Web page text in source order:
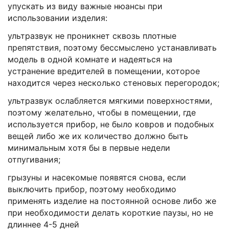
упускать из виду важные нюансы при
использовании изделия:
ультразвук не проникнет сквозь плотные
препятствия, поэтому бессмыслено устанавливать
модель в одной комнате и надеяться на
устранение вредителей в помещении, которое
находится через несколько стеновых перегородок;
ультразвук ослабляется мягкими поверхностями,
поэтому желательно, чтобы в помещении, где
используется прибор, не было ковров и подобных
вещей либо же их количество должно быть
минимальным хотя бы в первые недели
отпугивания;
грызуны и насекомые появятся снова, если
выключить прибор, поэтому необходимо
применять изделие на постоянной основе либо же
при необходимости делать короткие паузы, но не
длиннее 4-5 дней